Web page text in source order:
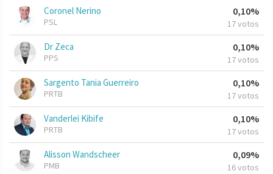
Coronel Nerino
PSL
0,10%
17 votos
Dr Zeca
PPS
0,10%
17 votos
Sargento Tania Guerreiro
PRTB
0,10%
17 votos
Vanderlei Kibife
PRTB
0,10%
17 votos
Alisson Wandscheer
PMB
0,09%
16 votos